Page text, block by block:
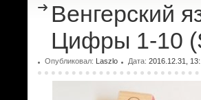
Венгерский
Цифры 1-10
Опубликовал: Laszlo Дата: 2016.12.31,